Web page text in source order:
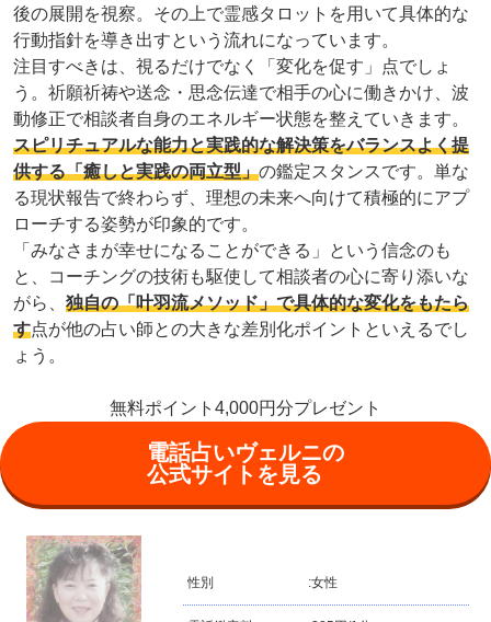
後の展開を視察。その上で霊感タロットを用いて具体的な
行動指針を導き出すという流れになっています。
注目すべきは、視るだけでなく「変化を促す」点でしょ
う。祈願祈祷や送念・思念伝達で相手の心に働きかけ、波
動修正で相談者自身のエネルギー状態を整えていきます。
スピリチュアルな能力と実践的な解決策をバランスよく提
供する「癒しと実践の両立型」の鑑定スタンスです。単な
る現状報告で終わらず、理想の未来へ向けて積極的にアプ
ローチする姿勢が印象的です。
「みなさまが幸せになることができる」という信念のも
と、コーチングの技術も駆使して相談者の心に寄り添いな
がら、 独自の「叶羽流メソッド」で具体的な変化をもたら
す点が他の占い師との大きな差別化ポイントといえるでし
ょう。
無料ポイント4,000円分プレゼント
電話占いヴェルニの
公式サイトを見る
性別 :女性